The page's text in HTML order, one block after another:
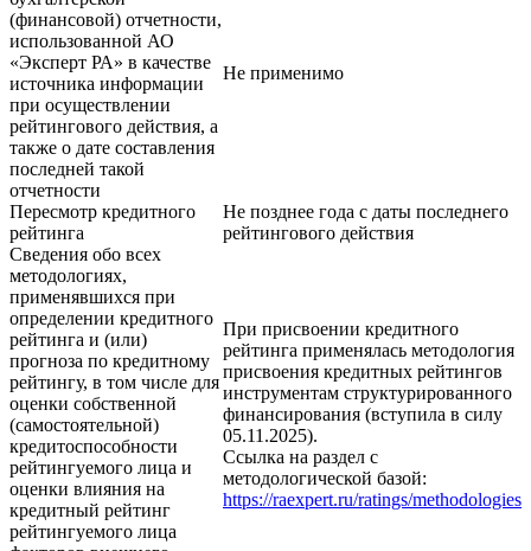
(финансовой) отчетности,
использованной АО
«Эксперт РА» в качестве
источника информации
при осуществлении
рейтингового действия, а
также о дате составления
последней такой
отчетности
Не применимо
Пересмотр кредитного
рейтинга
Не позднее года с даты последнего
рейтингового действия
Сведения обо всех
методологиях,
применявшихся при
определении кредитного
рейтинга и (или)
прогноза по кредитному
рейтингу, в том числе для
оценки собственной
(самостоятельной)
кредитоспособности
рейтингуемого лица и
оценки влияния на
кредитный рейтинг
рейтингуемого лица
При присвоении кредитного
рейтинга применялась методология
присвоения кредитных рейтингов
инструментам структурированного
финансирования (вступила в силу
05.11.2025).
Ссылка на раздел с
методологической базой:
https://raexpert.ru/ratings/methodologies